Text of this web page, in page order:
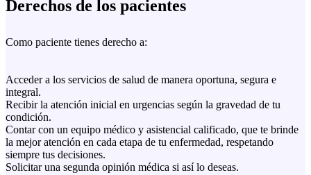
Derechos de los pacientes
Como paciente tienes derecho a:
Acceder a los servicios de salud de manera oportuna, segura e
integral.
Recibir la atención inicial en urgencias según la gravedad de tu
condición.
Contar con un equipo médico y asistencial calificado, que te brinde
la mejor atención en cada etapa de tu enfermedad, respetando
siempre tus decisiones.
Solicitar una segunda opinión médica si así lo deseas.